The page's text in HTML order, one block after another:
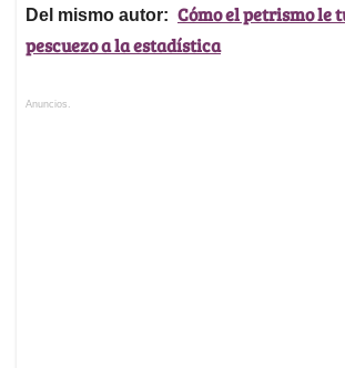
Del mismo autor: Cómo el petrismo le
pescuezo a la estadística
Anuncios.